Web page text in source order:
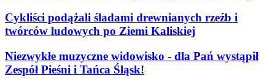
Cykliści podążali śladami drewnianych rzeźb i
twórców ludowych po Ziemi Kaliskiej
Niezwykłe muzyczne widowisko - dla Pań wystąpił
Zespół Pieśni i Tańca Śląsk!